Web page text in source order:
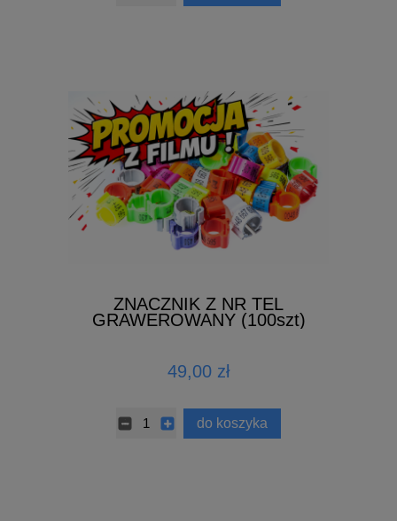
ZNACZNIK Z NR TEL
GRAWEROWANY (100szt)
49,00 zł
do koszyka